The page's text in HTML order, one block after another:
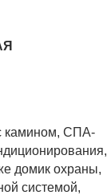
камином, СПА-
домик охраны,
системой,